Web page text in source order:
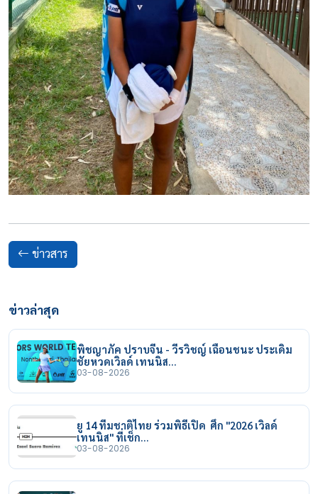
ข่าวสาร
ข่าวล่าสุด
พิชญาภัค ปราบจีน - วีรวิชญ์ เฉือนชนะ ประเดิม
ชัยหวดเวิลด์ เทนนิส…
03-08-2026
ยู 14 ทีมชาติไทย ร่วมพิธีเปิด ศึก "2026 เวิลด์
เทนนิส" ที่เช็ก…
03-08-2026